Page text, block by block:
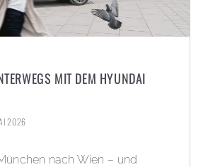
MIT DEM HYUNDAI
2026
nach Wien – und